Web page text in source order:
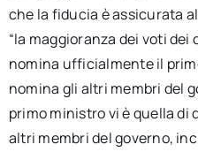
che la fiducia è assicurata
“la maggioranza dei voti dei
nomina ufficialmente il
nomina gli altri membri del
primo ministro vi è quella di
altri membri del governo,